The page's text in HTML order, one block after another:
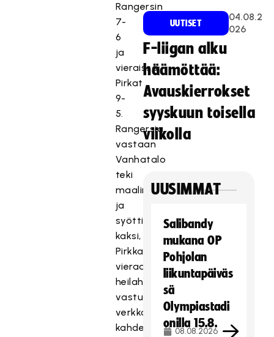
Rangersin
7-
6
ja
vieraissa
Pirkat
9-
5.
Rangersia
vastaan
Vanhatalo
teki
maalin
ja
syötti
kaksi,
Pirkkain
vieraana
heilahti
vastustajan
verkko
kahdesti.
UUTISET
04.08.2
026
F-liigan alku
häämöttää:
Avauskierrokset
syyskuun toisella
viikolla
UUSIMMAT
Salibandy
mukana OP
Pohjolan
liikuntapäiväs
sä
Olympiastadi
onilla 15.8.
08.08.2026